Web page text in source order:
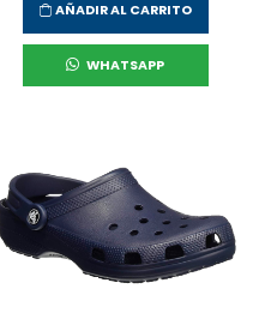
AÑADIR AL CARRITO
WHATSAPP